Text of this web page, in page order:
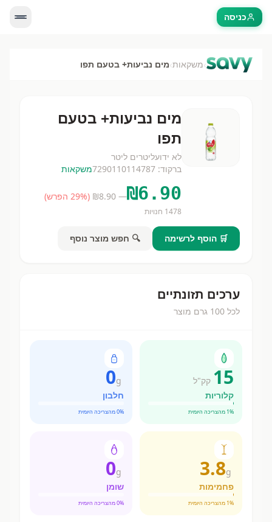
כניסה
›משקאות›מים נביעות+ בטעם תפו
מים נביעות+ בטעם
תפו
לא ידועליטרים ליטר
ברקוד: 7290110114787משקאות
₪6.90
— ₪
8.90
(
29% הפרש)
1478 חנויות
🛒 הוסף לרשימה 🔍 חפש מוצר נוסף
ערכים תזונתיים
לכל 100 גרם מוצר
15 קק"ל
קלוריות
1% מהצריכה היומית
0g
חלבון
0% מהצריכה היומית
3.8g
פחמימות
1% מהצריכה היומית
0g
שומן
0% מהצריכה היומית